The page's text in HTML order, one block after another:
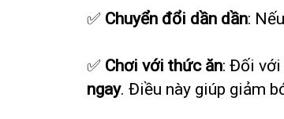
✅ Chuyển đổi dần dần:
✅ Chơi với thức ăn: Đối
ngay. Điều này giúp giảm